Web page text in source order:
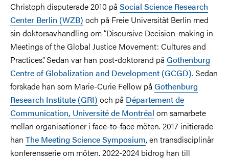
Christoph disputerade 2010 på Social Science Research
Center Berlin (WZB) och på Freie Universität Berlin med
sin doktorsavhandling om “Discursive Decision-making in
Meetings of the Global Justice Movement: Cultures and
Practices”. Sedan var han post-doktorand på Gothenburg
Centre of Globalization and Development (GCGD). Sedan
forskade han som Marie-Curie Fellow på Gothenburg
Research Institute (GRI) och på Département de
Communication, Université de Montréal om samarbete
mellan organisationer i face-to-face möten. 2017 initierade
han The Meeting Science Symposium, en transdisciplinär
konferensserie om möten. 2022-2024 bidrog han till